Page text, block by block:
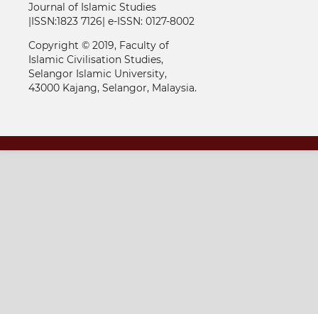
Journal of Islamic Studies
|ISSN:1823 7126| e-ISSN: 0127-8002
Copyright © 2019, Faculty of
Islamic Civilisation Studies,
Selangor Islamic University,
43000 Kajang, Selangor, Malaysia.